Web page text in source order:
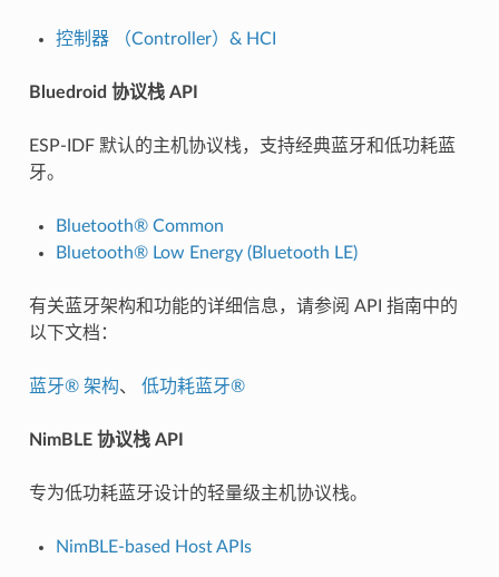
控制器 （Controller）& HCI
Bluedroid 协议栈 API
ESP-IDF 默认的主机协议栈，支持经典蓝牙和低功耗蓝
牙。
Bluetooth® Common
Bluetooth® Low Energy (Bluetooth LE)
有关蓝牙架构和功能的详细信息，请参阅 API 指南中的
以下文档：
蓝牙® 架构、 低功耗蓝牙®
NimBLE 协议栈 API
专为低功耗蓝牙设计的轻量级主机协议栈。
NimBLE-based Host APIs